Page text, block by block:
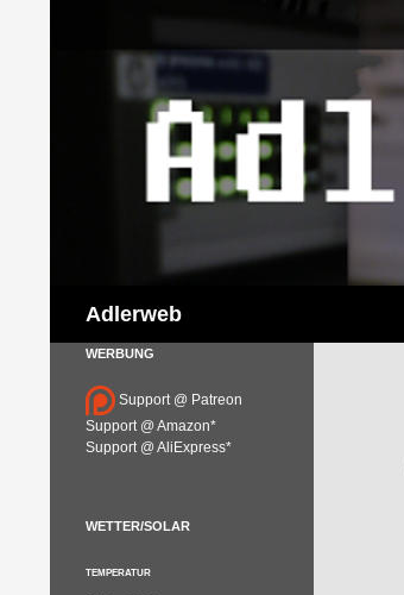
Adlerweb
WERBUNG
Support @ Patreon
Support @ Amazon*
Support @ AliExpress*
WETTER/SOLAR
TEMPERATUR